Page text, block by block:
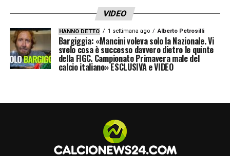
VIDEO
HANNO DETTO 1 settimana ago Alberto Petrosilli
Bargiggia: «Mancini voleva solo la Nazionale. Vi
svelo cosa è successo davvero dietro le quinte
della FIGC. Campionato Primavera male del
calcio italiano» ESCLUSIVA e VIDEO